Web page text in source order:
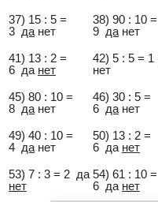
37) 15 : 5 =
3 данет
38) 90 : 10 =
9 данет
41) 13 : 2 =
6 да нет
42) 5 : 5 = 1
нет
45) 80 : 10 =
8 данет
46) 30 : 5 =
6 данет
49) 40 : 10 =
4 данет
50) 13 : 2 =
6 да нет
53) 7 : 3 = 2 да
нет
54) 61 : 10 =
6 да нет